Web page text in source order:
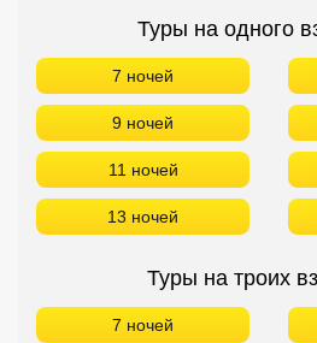
Туры на одного
7 ночей
9 ночей
11 ночей
13 ночей
Туры на троих
7 ночей